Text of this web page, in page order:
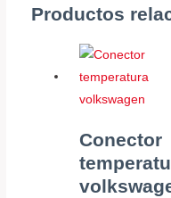
Productos
Conector